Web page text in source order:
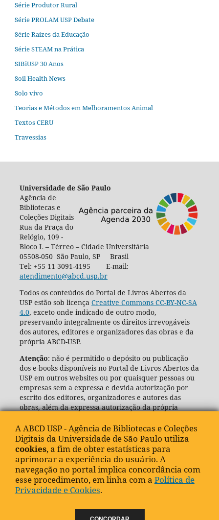
Série Produtor Rural
Série PROLAM USP Debate
Série Raízes da Educação
Série STEAM na Prática
SIBiUSP 30 Anos
Soil Health News
Solo vivo
Teorias e Métodos em Melhoramentos Animal
Textos CERU
Travessias
Universidade de São Paulo
Agência de
Bibliotecas e
Coleções Digitais
Rua da Praça do
Relógio, 109 -
Bloco L – Térreo – Cidade Universitária
05508-050 São Paulo, SP Brasil
Tel: +55 11 3091-4195 E-mail:
atendimento@abcd.usp.br
Todos os conteúdos do Portal de Livros Abertos da
USP estão sob licença Creative Commons CC-BY-NC-SA
4.0, exceto onde indicado de outro modo,
preservando integralmente os direitos irrevogáveis
dos autores, editores e organizadores das obras e da
própria ABCD-USP.
Atenção: não é permitido o depósito ou publicação
dos e-books disponíveis no Portal de Livros Abertos da
USP em outros websites ou por quaisquer pessoas ou
empresas sem a expressa e devida autorização por
escrito dos editores, organizadores e autores das
obras, além da expressa autorização da própria
(ABCD-USP).
A ABCD USP - Agência de Bibliotecas e Coleções
Digitais da Universidade de São Paulo utiliza
cookies, a fim de obter estatísticas para
aprimorar a experiência do usuário. A
navegação no portal implica concordância com
esse procedimento, em linha com a Política de
Privacidade e Cookies.